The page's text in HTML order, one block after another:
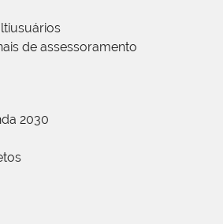
de assessoramento
2030